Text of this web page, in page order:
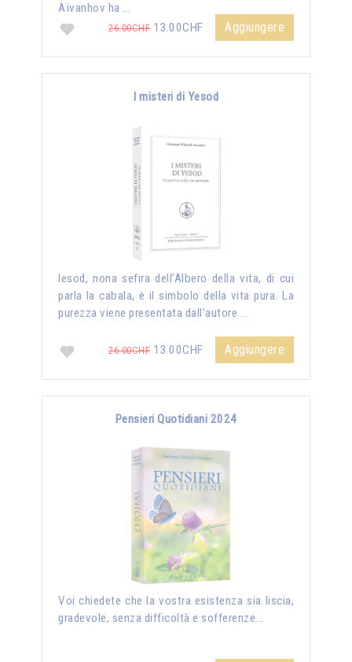
Aïvanhov ha …
26.00CHF 13.00CHF Aggiungere
I misteri di Yesod
Iesod, nona sefira dell’Albero della vita, di cui
parla la cabala, è il simbolo della vita pura. La
purezza viene presentata dall'autore …
26.00CHF 13.00CHF Aggiungere
Pensieri Quotidiani 2024
Voi chiedete che la vostra esistenza sia liscia,
gradevole, senza difficoltà e sofferenze...